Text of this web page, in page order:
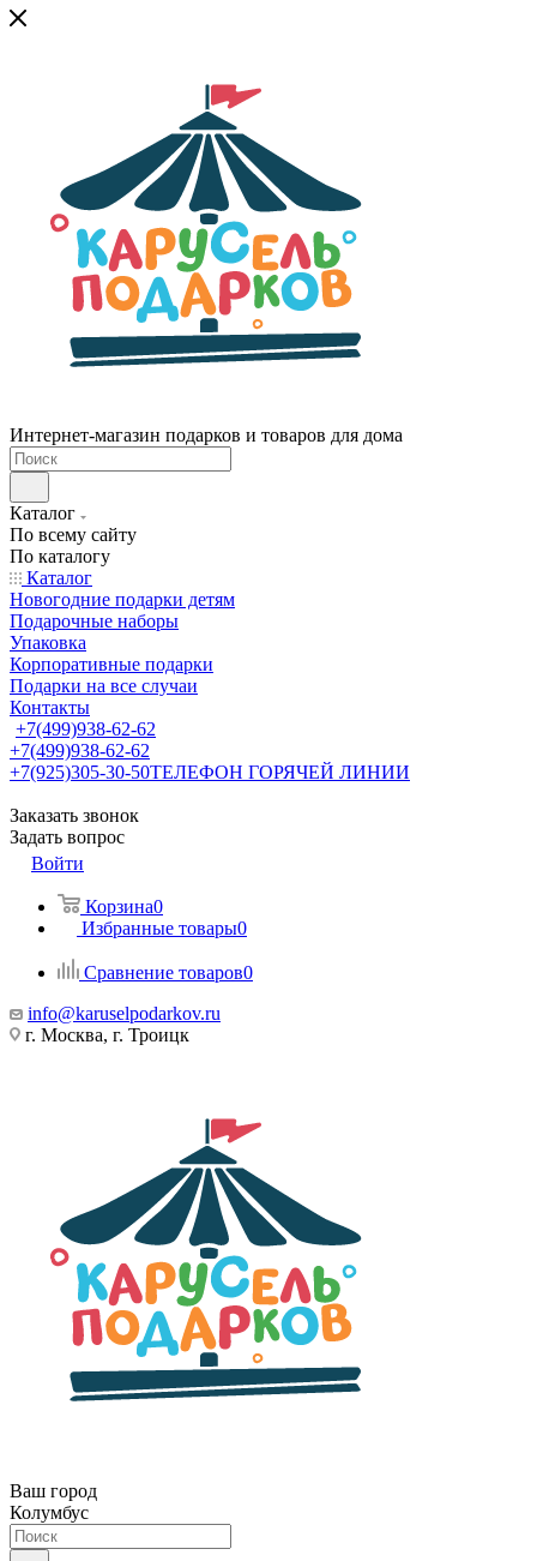
Интернет-магазин подарков и товаров для дома
Каталог
По всему сайту
По каталогу
Каталог
Новогодние подарки детям
Подарочные наборы
Упаковка
Корпоративные подарки
Подарки на все случаи
Контакты
+7(499)938-62-62
+7(499)938-62-62
+7(925)305-30-50ТЕЛЕФОН ГОРЯЧЕЙ ЛИНИИ
Заказать звонок
Задать вопрос
Войти
Корзина0
Избранные товары0
Сравнение товаров0
info@karuselpodarkov.ru
г. Москва, г. Троицк
Ваш город
Колумбус